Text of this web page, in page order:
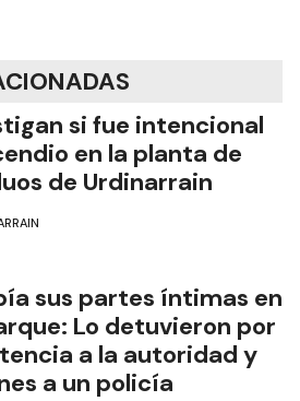
si fue intencional
en la planta de
de Urdinarrain
sus partes íntimas en
Lo detuvieron por
a la autoridad y
a un policía